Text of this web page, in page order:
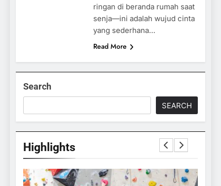
ringan di beranda rumah saat
senja—ini adalah wujud cinta
yang sederhana…
Read More
Search
SEARCH
Highlights